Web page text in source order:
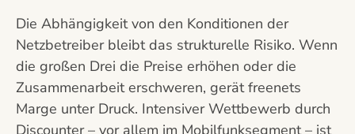
Die Abhängigkeit von den Konditionen der
Netzbetreiber bleibt das strukturelle Risiko. Wenn
die großen Drei die Preise erhöhen oder die
Zusammenarbeit erschweren, gerät freenets
Marge unter Druck. Intensiver Wettbewerb durch
Discounter – vor allem im Mobilfunksegment – ist